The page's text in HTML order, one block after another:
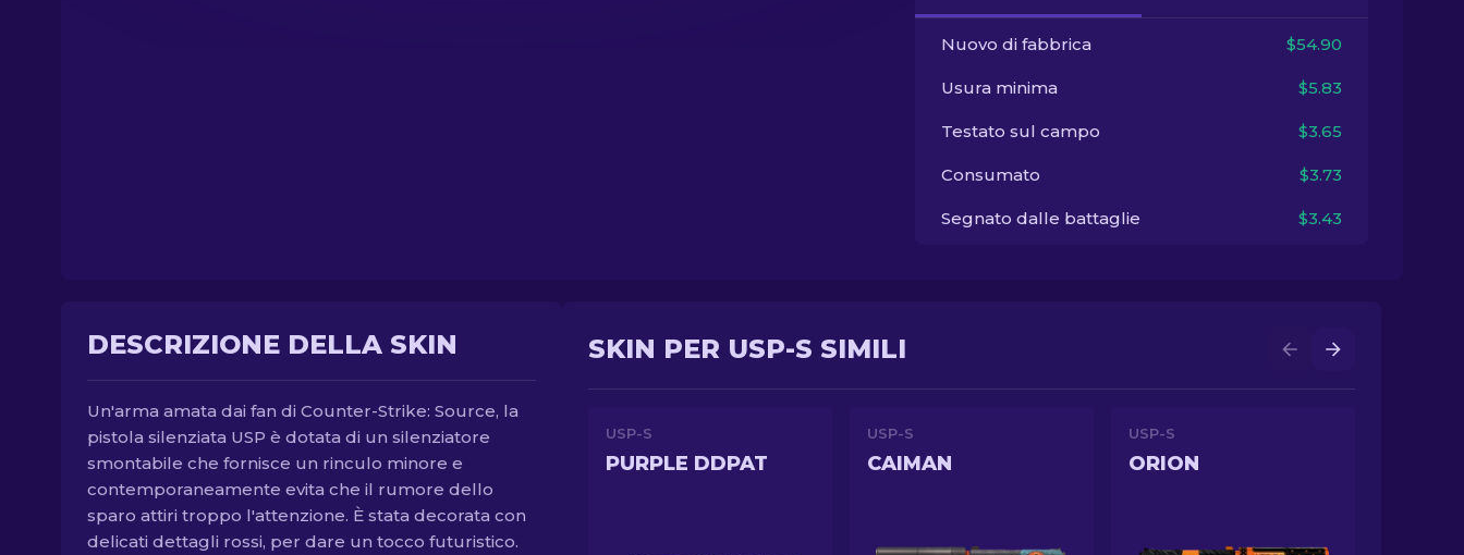
Nuovo di fabbrica $54.90
Usura minima $5.83
Testato sul campo $3.65
Consumato $3.73
Segnato dalle battaglie $3.43
DESCRIZIONE DELLA SKIN
Un'arma amata dai fan di Counter-Strike: Source, la
pistola silenziata USP è dotata di un silenziatore
smontabile che fornisce un rinculo minore e
contemporaneamente evita che il rumore dello
sparo attiri troppo l'attenzione. È stata decorata con
delicati dettagli rossi, per dare un tocco futuristico.
SKIN PER USP-S SIMILI
USP-S
PURPLE DDPAT
USP-S
CAIMAN
USP-S
ORION